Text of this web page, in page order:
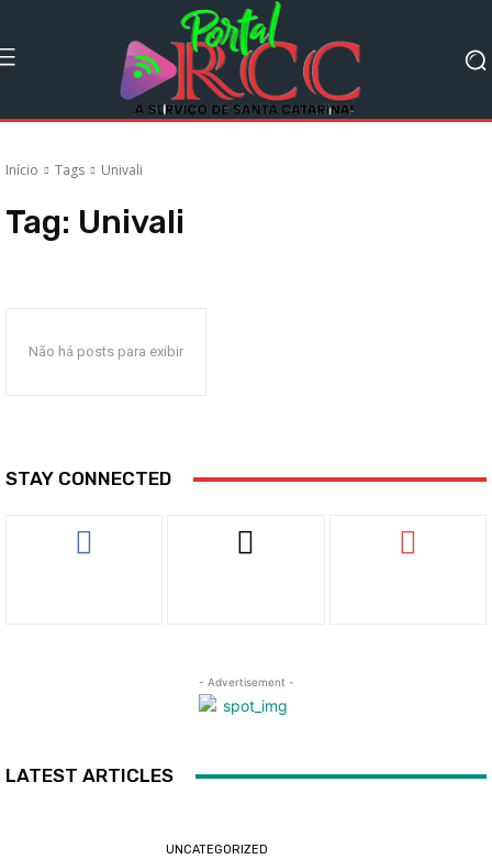
Início Tags Univali
Tag: Univali
Não há posts para exibir
STAY CONNECTED
- Advertisement -
LATEST ARTICLES
UNCATEGORIZED